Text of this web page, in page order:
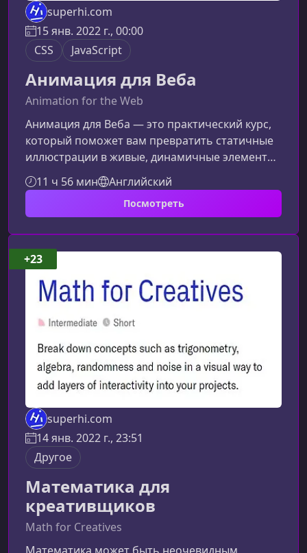
superhi.com
15 янв. 2022 г., 00:00
CSS
JavaScript
Анимация для Веба
Animation for the Web
Анимация для Веба — это практический курс,
который поможет вам превратить статичные
иллюстрации в живые, динамичные элементы
интерфейса. Вы освоите современные
инструменты и подходы, позволяющие
создавать плавные, выразительные и
веб‑приложений.Что вы изучите на
курсеПрограмма курса построена вокруг
реальных задач веб‑анимации и
предоставляет сбалансированное сочетание
теории и практики. Вы шаг за шагом н
11 ч 56 мин Английский
Посмотреть
superhi.com
14 янв. 2022 г., 23:51
Другое
Математика для
креативщиков
Math for Creatives
+23